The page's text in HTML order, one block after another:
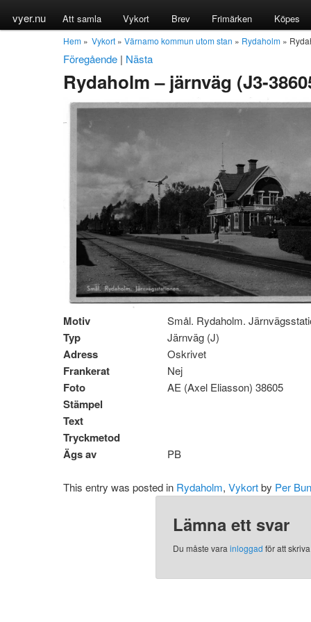
vyer.nu Att samla Vykort Brev Frimärken Köpes
Hem » Vykort » Värnamo kommun utom stan » Rydaholm »
Föregående | Nästa
Rydaholm – järnväg (J3-
Motiv Smål. Rydaholm.
Typ Järnväg (J)
Adress Oskrivet
Frankerat Nej
Foto AE (Axel Eliasson) 38605
Stämpel
Text
Tryckmetod
Ägs av
PB
This entry was posted in Rydaholm, Vykortby Per
Lämna ett svar
Du måste varainloggad för att